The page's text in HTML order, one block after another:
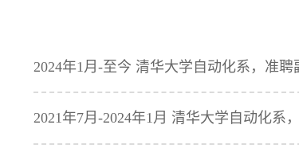
2024年1月-至今 清华大学自动化系，准聘
2021年7月-2024年1月 清华大学自动化系